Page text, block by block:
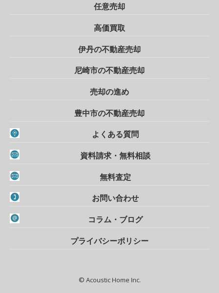
任意売却
高価買取
伊丹の不動産売却
尼崎市の不動産売却
売却の進め
豊中市の不動産売却
よくある質問
資料請求・無料相談
無料査定
お問い合わせ
コラム・ブログ
プライバシーポリシー
© Acoustic Home Inc.